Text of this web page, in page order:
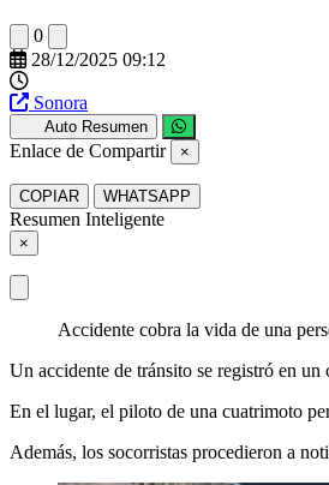
0
28/12/2025 09:12
Sonora
Auto Resumen
Enlace de Compartir ×
COPIAR WHATSAPP
Resumen Inteligente
×
Accidente cobra la vida de una
Un accidente de tránsito se registró en
En el lugar, el piloto de una cuatrimoto
Además, los socorristas procedieron a